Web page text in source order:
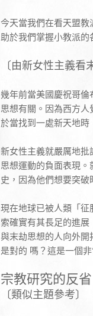
今天當我們在看天盟
助於我們掌握小教派的
〔由新女性主義
幾年前當美國慶祝哥
思想有關。因為西方
於當找到一處新天地
新女性主義就嚴厲地
思想運動的負面表現
史，因為他們想要突
現在地球已被人類「
索確實有其長足的進
與末劫思想的人向外
是對的 嗎？這是一個
宗教研究的反省
〔類似主題參考〕